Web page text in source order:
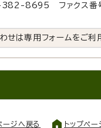
382-8695 ファクス
せは専用フォームをご利
ージへ戻る トップペ